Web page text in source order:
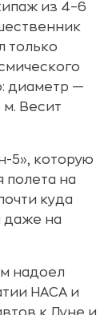
из 4–6
только
диаметр —
Весит
5», которую
полета на
куда
даже на
надоел
НАСА и